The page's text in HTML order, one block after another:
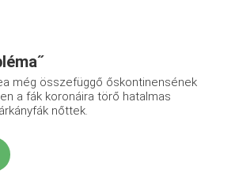
még összefüggő őskontinensének
a fák koronáira törő hatalmas
nőttek.